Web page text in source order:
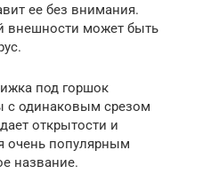
ее без внимания.
внешности может быть
под горшок
с одинаковым срезом
открытости и
очень популярным
название.